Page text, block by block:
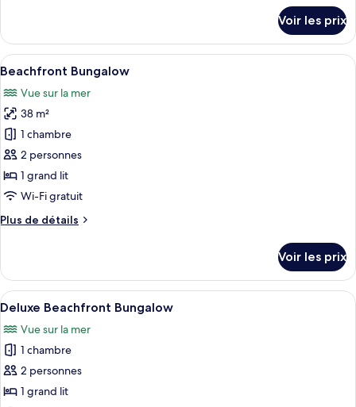
le
type
de
Sea
View
Suite
Voir les prix
Afficher
toutes
les
photos
pour
ce
type
de
chambre :
Beachfront
Une chambre d’hôtel avec un
10
Beachfront Bungalow
Vue sur la mer
38 m²
1 chambre
2 personnes
1 grand lit
Wi-Fi gratuit
Plus de détails
Plus
le
type
de
Beachfront
Bungalow
Voir les prix
Afficher
toutes
les
photos
pour
ce
Une chambre d’hôtel avec un
8
Deluxe Beachfront Bungalow
Vue sur la mer
1 chambre
2 personnes
1 grand lit